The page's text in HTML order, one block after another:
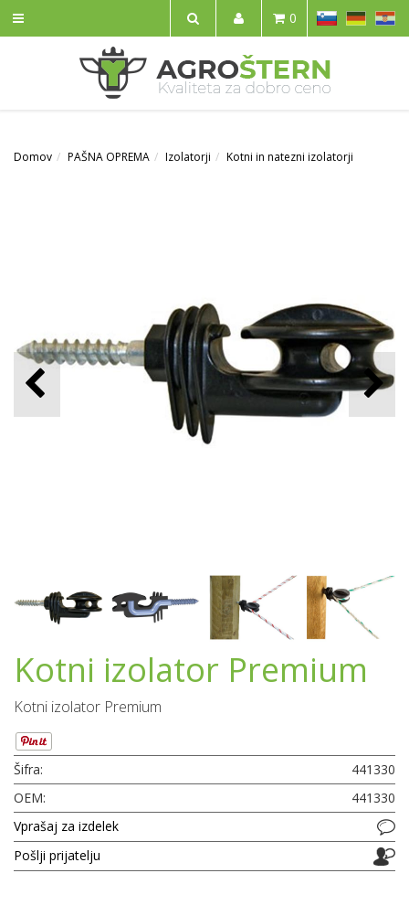
IŠČI
SL HR
0
Domov PAŠNA OPREMA Izolatorji Kotni in natezni izolatorji
Kotni izolator Premium
Kotni izolator Premium
Šifra:
441330
OEM:
441330
Vprašaj za izdelek
Pošlji prijatelju